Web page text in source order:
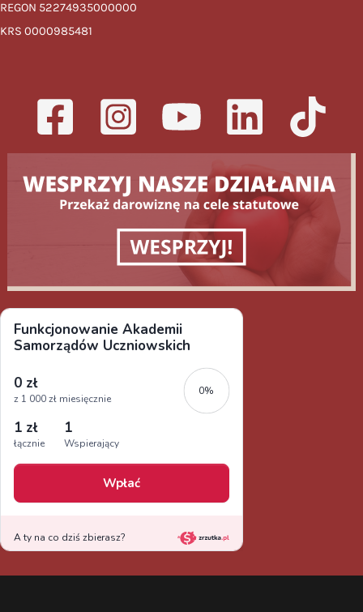
REGON 52274935000000
KRS 0000985481